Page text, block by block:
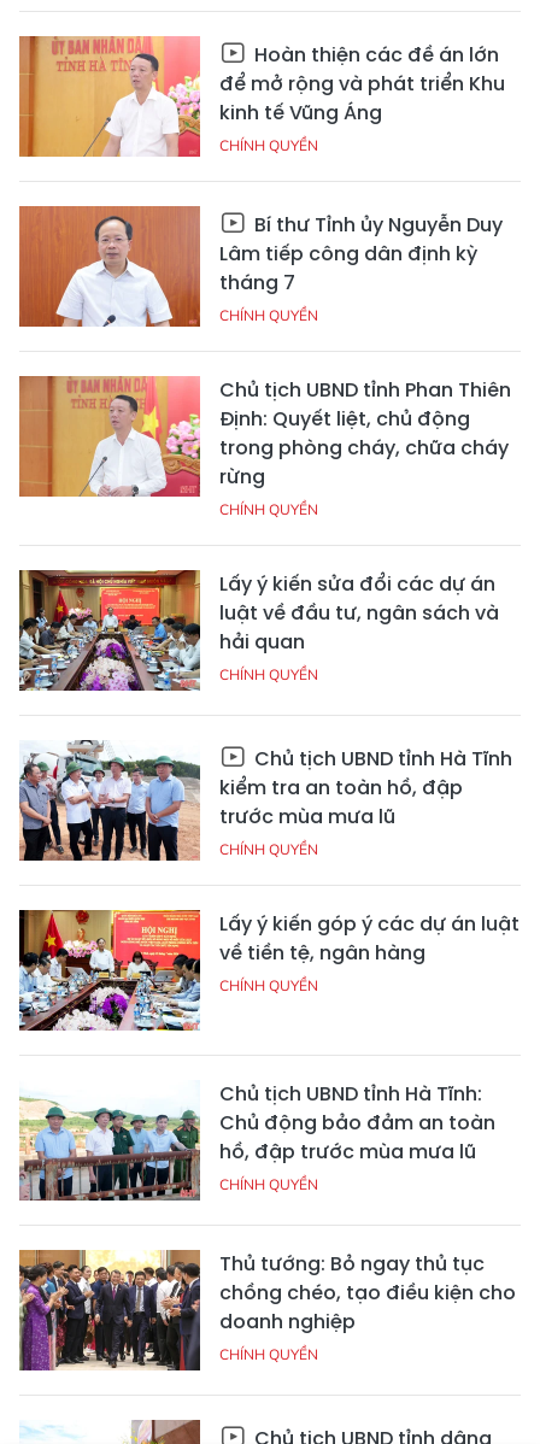
Hoàn thiện các đề án lớn
để mở rộng và phát triển Khu
kinh tế Vũng Áng
CHÍNH QUYỀN
Bí thư Tỉnh ủy Nguyễn Duy
Lâm tiếp công dân định kỳ
tháng 7
CHÍNH QUYỀN
Chủ tịch UBND tỉnh Phan Thiên
Định: Quyết liệt, chủ động
trong phòng cháy, chữa cháy
rừng
CHÍNH QUYỀN
Lấy ý kiến sửa đổi các dự án
luật về đầu tư, ngân sách và
hải quan
CHÍNH QUYỀN
Chủ tịch UBND tỉnh Hà Tĩnh
kiểm tra an toàn hồ, đập
trước mùa mưa lũ
CHÍNH QUYỀN
Lấy ý kiến góp ý các dự án luật
về tiền tệ, ngân hàng
CHÍNH QUYỀN
Chủ tịch UBND tỉnh Hà Tĩnh:
Chủ động bảo đảm an toàn
hồ, đập trước mùa mưa lũ
CHÍNH QUYỀN
Thủ tướng: Bỏ ngay thủ tục
chồng chéo, tạo điều kiện cho
doanh nghiệp
CHÍNH QUYỀN